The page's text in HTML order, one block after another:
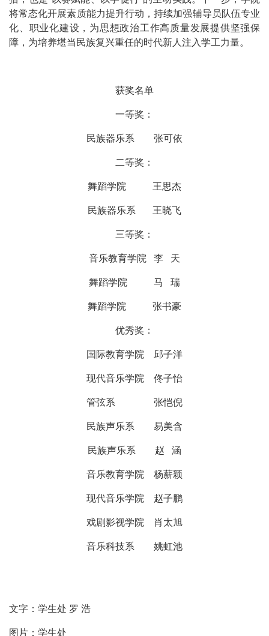
将常态化开展素质能力提升行动，持续加强辅导员队伍专业
化、职业化建设，为思想政治工作高质量发展提供坚强保
障，为培养堪当民族复兴重任的时代新人注入学工力量。
获奖名单
一等奖：
民族器乐系 张可依
二等奖：
舞蹈学院 王思杰
民族器乐系 王晓飞
三等奖：
音乐教育学院 李 天
舞蹈学院 马 瑞
舞蹈学院 张书豪
优秀奖：
国际教育学院 邱子洋
现代音乐学院 佟子怡
管弦系 张恺倪
民族声乐系 易美含
民族声乐系 赵 涵
音乐教育学院 杨薪颖
现代音乐学院 赵子鹏
戏剧影视学院 肖太旭
音乐科技系 姚虹池
文字：学生处 罗 浩
图片：学生处